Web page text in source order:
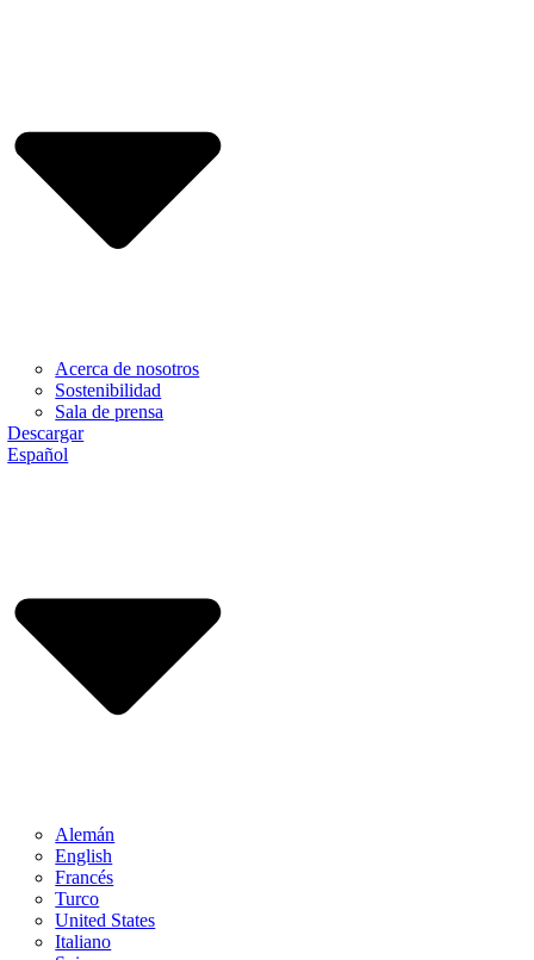
Acerca de nosotros
Sostenibilidad
Sala de prensa
Descargar
Español
Alemán
English
Francés
Turco
United States
Italiano